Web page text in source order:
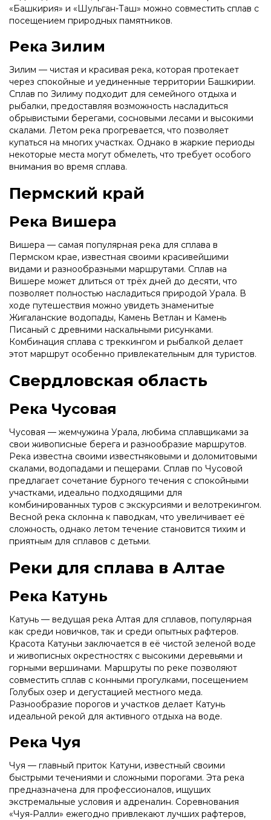
«Башкирия» и «Шульган-Таш» можно совместить сплав с
посещением природных памятников.
Река Зилим
Зилим — чистая и красивая река, которая протекает
через спокойные и уединенные территории Башкирии.
Сплав по Зилиму подходит для семейного отдыха и
рыбалки, предоставляя возможность насладиться
обрывистыми берегами, сосновыми лесами и высокими
скалами. Летом река прогревается, что позволяет
купаться на многих участках. Однако в жаркие периоды
некоторые места могут обмелеть, что требует особого
внимания во время сплава.
Пермский край
Река Вишера
Вишера — самая популярная река для сплава в
Пермском крае, известная своими красивейшими
видами и разнообразными маршрутами. Сплав на
Вишере может длиться от трёх дней до десяти, что
позволяет полностью насладиться природой Урала. В
ходе путешествия можно увидеть знаменитые
Жигаланские водопады, Камень Ветлан и Камень
Писаный с древними наскальными рисунками.
Комбинация сплава с треккингом и рыбалкой делает
этот маршрут особенно привлекательным для туристов.
Свердловская область
Река Чусовая
Чусовая — жемчужина Урала, любима сплавщиками за
свои живописные берега и разнообразие маршрутов.
Река известна своими известняковыми и доломитовыми
скалами, водопадами и пещерами. Сплав по Чусовой
предлагает сочетание бурного течения с спокойными
участками, идеально подходящими для
комбинированных туров с экскурсиями и велотрекингом.
Весной река склонна к паводкам, что увеличивает её
сложность, однако летом течение становится тихим и
приятным для сплавов с детьми.
Реки для сплава в Алтае
Река Катунь
Катунь — ведущая река Алтая для сплавов, популярная
как среди новичков, так и среди опытных рафтеров.
Красота Катуньи заключается в её чистой зеленой воде
и живописных окрестностях с высокими деревьями и
горными вершинами. Маршруты по реке позволяют
совместить сплав с конными прогулками, посещением
Голубых озер и дегустацией местного меда.
Разнообразие порогов и участков делает Катунь
идеальной рекой для активного отдыха на воде.
Река Чуя
Чуя — главный приток Катуни, известный своими
быстрыми течениями и сложными порогами. Эта река
предназначена для профессионалов, ищущих
экстремальные условия и адреналин. Соревнования
«Чуя-Ралли» ежегодно привлекают лучших рафтеров,